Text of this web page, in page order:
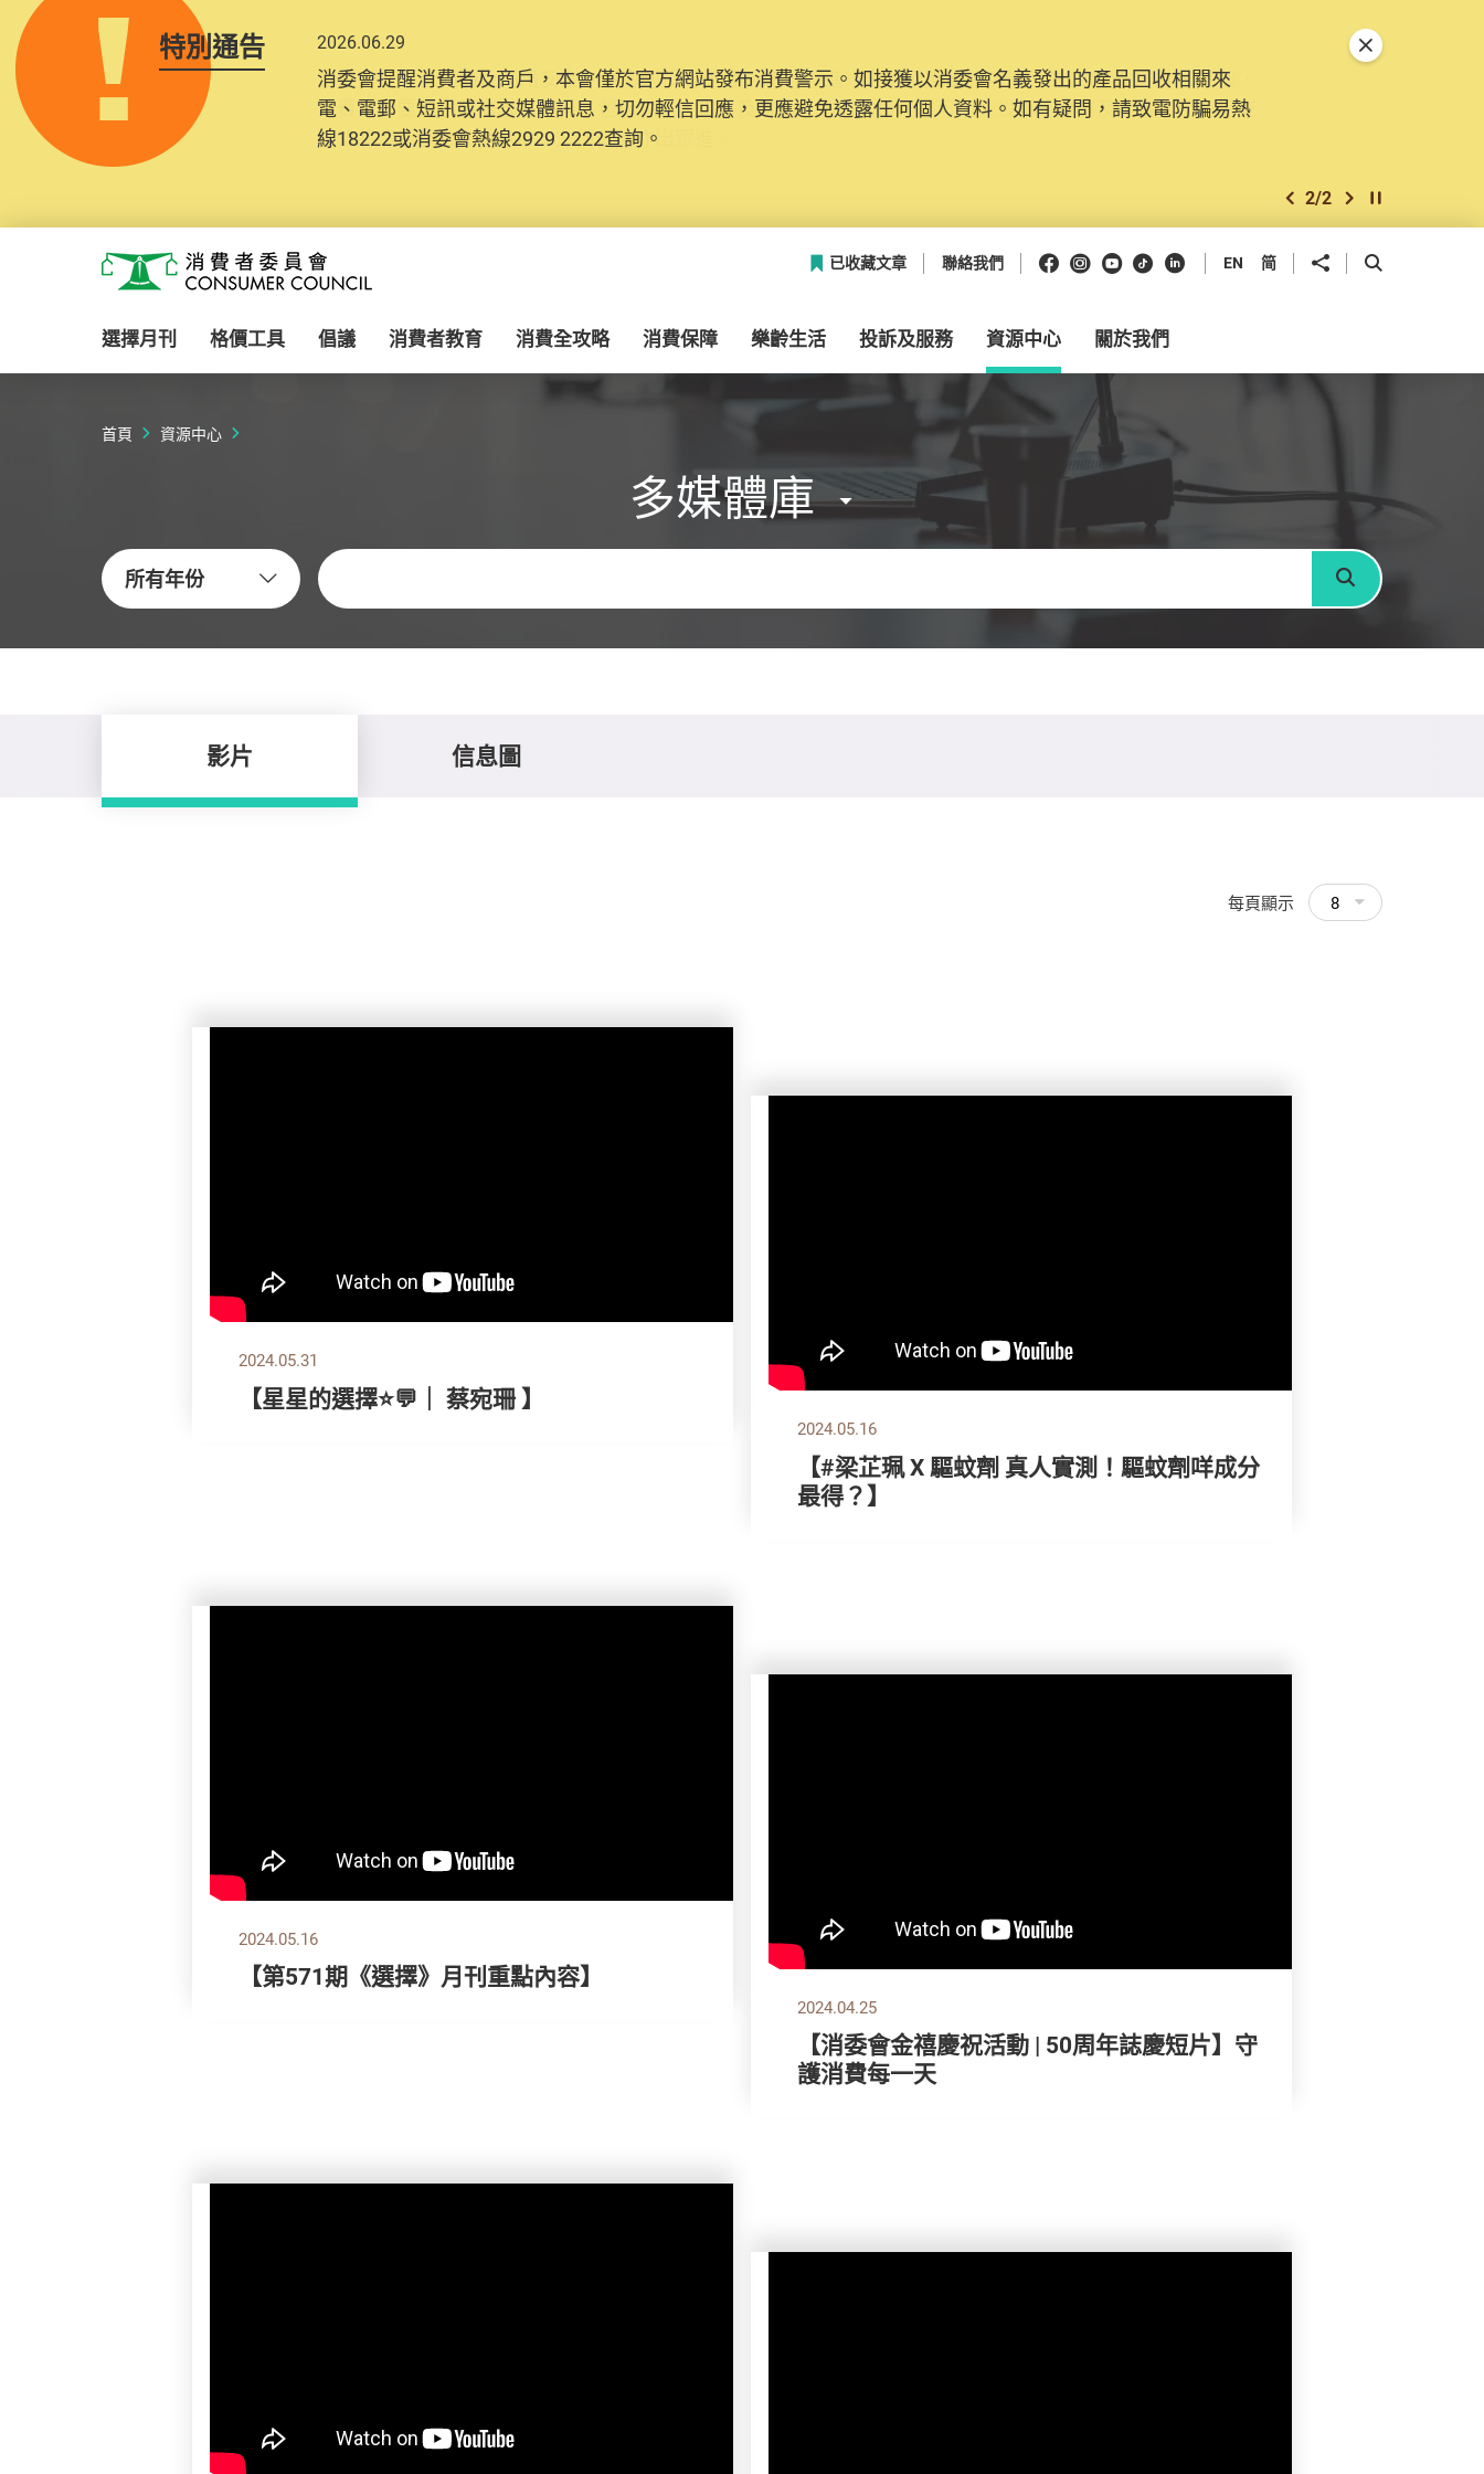
特別通告 2026.06.29
消委會提醒消費者及商戶，本會僅於官方網站發布消費警示。如接獲以消委會名義發出的產品回收相關來
電、電郵、短訊或社交媒體訊息，切勿輕信回應，更應避免透露任何個人資料。如有疑問，請致電防騙易熱
線18222或消委會熱線2929 2222查詢。
2025.10.31
為提升使用者體驗及網絡安全，本會的投訴處理系統已經進行升級及推出新功能。由2025年11月10日起，
消費者需要提供基本聯絡資料（包括姓名、電郵及電話）註冊帳戶，才可提交投訴、查詢及建議。所有提交
紀錄將清晰整合於帳戶中，方便日後作出跟進。
上一個
2/2 下一個開始/暫停幻燈
關閉特別通告
消費者委員會
已收藏文章 聯絡我們 Facebook
Instagram
Youtube
抖音領英 EN 简 分享到 開啟搜尋框
選擇月刊 格價工具 倡議 消費者教育 消費全攻略 消費保障 樂齡生活 投訴及服務 資源中心 關於我們
首頁 資源中心
多媒體庫
所有年份
關鍵字
搜尋
影片 信息圖
每頁顯示 8
2024.05.31
【星星的選擇⭐💬｜ 蔡宛珊 】
2024.05.16
【#梁芷珮 X 驅蚊劑 真人實測！驅蚊劑咩成分
最得？】
2024.05.16
【第571期《選擇》月刊重點內容】
2024.04.25
【消委會金禧慶祝活動 | 50周年誌慶短片】守
護消費每一天